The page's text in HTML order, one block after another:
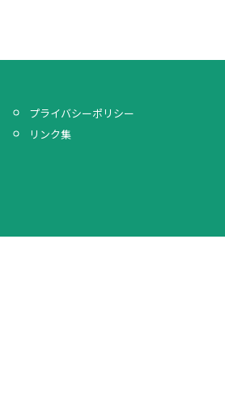
プライバシーポリシー
リンク集